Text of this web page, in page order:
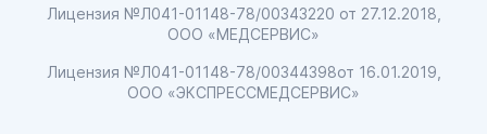
Лицензия №Л041-01148-78/00343220 от 27.12.2018,
ООО «МЕДСЕРВИС»
Лицензия №Л041-01148-78/00344398от 16.01.2019,
ООО «ЭКСПРЕССМЕДСЕРВИС»